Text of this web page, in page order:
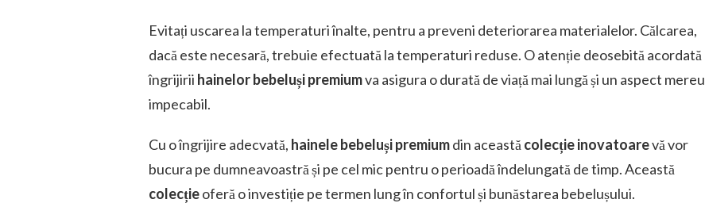
Evitați uscarea la temperaturi înalte, pentru a preveni deteriorarea materialelor. Călcarea,
dacă este necesară, trebuie efectuată la temperaturi reduse. O atenție deosebită acordată
îngrijirii hainelor bebeluși premiumva asigura o durată de viață mai lungă și un aspect mereu
impecabil.
Cu o îngrijire adecvată, hainele bebeluși premiumdin această colecție inovatoarevă vor
bucura pe dumneavoastră și pe cel mic pentru o perioadă îndelungată de timp. Această
colecțieoferă o investiție pe termen lung în confortul și bunăstarea bebelușului.